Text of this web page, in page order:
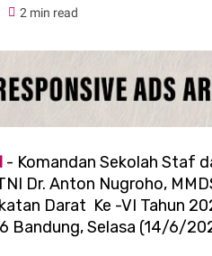
2 min read
- Komandan Sekolah Staf
Dr. Anton Nugroho,
Darat Ke -VI Tahun
Bandung, Selasa (14/6/